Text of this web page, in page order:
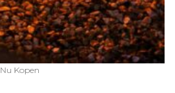
Nu Kopen